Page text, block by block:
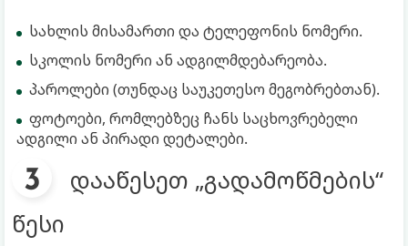
სახლის მისამართი და ტელეფონის ნომერი.
სკოლის ნომერი ან ადგილმდებარეობა.
პაროლები (თუნდაც საუკეთესო მეგობრებთან).
ფოტოები, რომლებზეც ჩანს საცხოვრებელი
ადგილი ან პირადი დეტალები.
დააწესეთ „გადამოწმების“
წესი